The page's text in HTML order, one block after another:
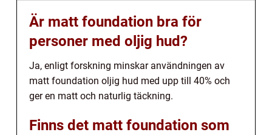
Är matt foundation bra för
personer med oljig hud?
Ja, enligt forskning minskar användningen av
matt foundation oljig hud med upp till 40% och
ger en matt och naturlig täckning.
Finns det matt foundation som